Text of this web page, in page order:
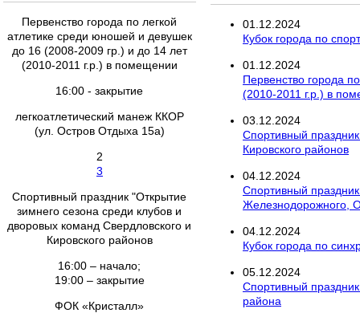
Первенство города по легкой
атлетике среди юношей и девушек
до 16 (2008-2009 гр.) и до 14 лет
(2010-2011 г.р.) в помещении
16:00 - закрытие
легкоатлетический манеж ККОР
(ул. Остров Отдыха 15а)
2
3
Спортивный праздник "Открытие
зимнего сезона среди клубов и
дворовых команд Свердловского и
Кировского районов
16:00 – начало;
19:00 – закрытие
ФОК «Кристалл»
01.12.2024
Кубок города по
01.12.2024
Первенство города
(2010-2011 г.р.) в
03.12.2024
Спортивный
Кировского районов
04.12.2024
Спортивный
Железнодорожного,
04.12.2024
Кубок города по
05.12.2024
Спортивный
района